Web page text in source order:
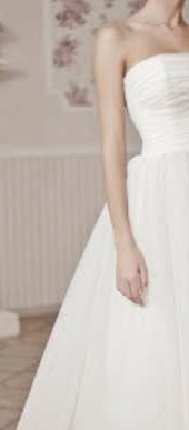
Свадебные
платья
По стилю